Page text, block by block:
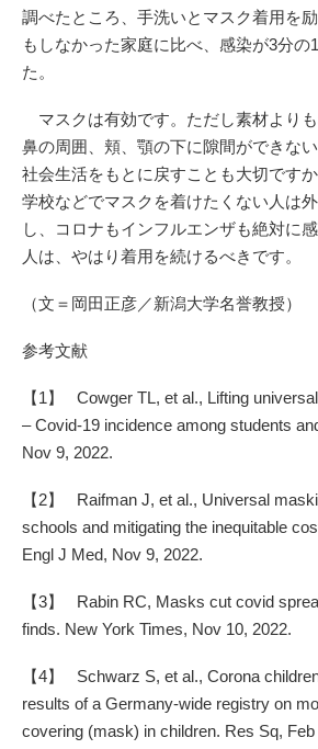
調べたところ、手洗いとマスク着用を
もしなかった家庭に比べ、感染が3分の
た。
マスクは有効です。ただし素材よりも
鼻の周囲、頬、顎の下に隙間ができな
社会生活をもとに戻すことも大切です
学校などでマスクを着けたくない人は
し、コロナもインフルエンザも絶対に
人は、やはり着用を続けるべきです。
（文＝岡田正彦／新潟大学名誉教授）
参考文献
【1】 Cowger TL, et al., Lifting
– Covid-19 incidence among students
Nov 9, 2022.
【2】 Raifman J, et al., Universal
schools and mitigating the inequitable
Engl J Med, Nov 9, 2022.
【3】 Rabin RC, Masks cut covid
finds. New York Times, Nov 10, 2022.
【4】 Schwarz S, et al., Corona
results of a Germany-wide registry on
covering (mask) in children. Res Sq, Feb